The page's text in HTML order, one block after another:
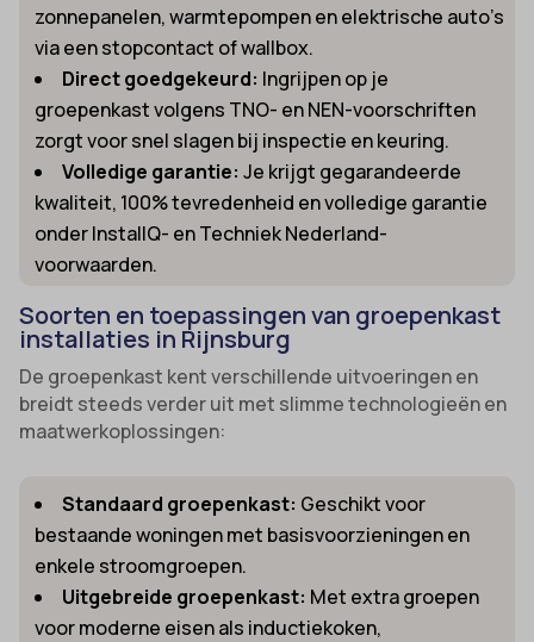
zonnepanelen, warmtepompen en elektrische auto’s
via een stopcontact of wallbox.
Direct goedgekeurd: Ingrijpen op je
groepenkast volgens TNO- en NEN-voorschriften
zorgt voor snel slagen bij inspectie en keuring.
Volledige garantie: Je krijgt gegarandeerde
kwaliteit, 100% tevredenheid en volledige garantie
onder InstallQ- en Techniek Nederland-
voorwaarden.
Soorten en toepassingen van groepenkast
installaties in Rijnsburg
De groepenkast kent verschillende uitvoeringen en
breidt steeds verder uit met slimme technologieën en
maatwerkoplossingen:
Standaard groepenkast: Geschikt voor
bestaande woningen met basisvoorzieningen en
enkele stroomgroepen.
Uitgebreide groepenkast: Met extra groepen
voor moderne eisen als inductiekoken,